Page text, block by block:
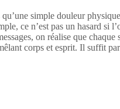
simple douleur
ce n’est pas un hasard si
on réalise que
corps et esprit. Il suffit